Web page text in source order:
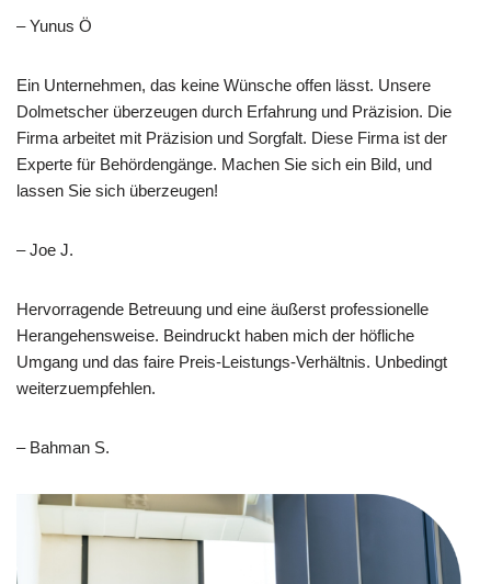
– Yunus Ö
Ein Unternehmen, das keine Wünsche offen lässt. Unsere
Dolmetscher überzeugen durch Erfahrung und Präzision. Die
Firma arbeitet mit Präzision und Sorgfalt. Diese Firma ist der
Experte für Behördengänge. Machen Sie sich ein Bild, und
lassen Sie sich überzeugen!
– Joe J.
Hervorragende Betreuung und eine äußerst professionelle
Herangehensweise. Beindruckt haben mich der höfliche
Umgang und das faire Preis-Leistungs-Verhältnis. Unbedingt
weiterzuempfehlen.
– Bahman S.